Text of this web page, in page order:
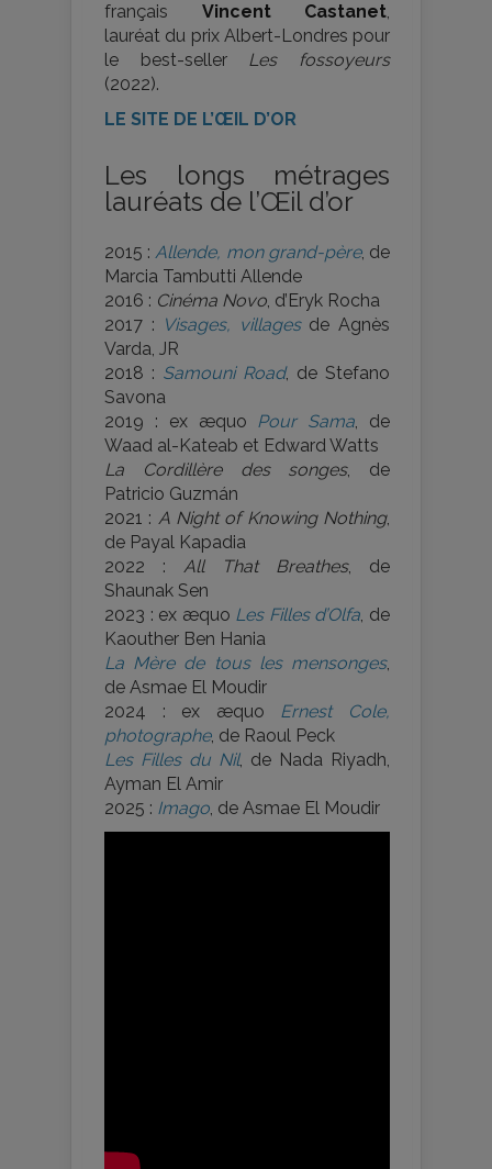
français Vincent Castanet,
lauréat du prix Albert-Londres pour
le best-seller Les fossoyeurs
(2022).
LE SITE DE L’ŒIL D’OR
Les longs métrages
lauréats de l’Œil d’or
2015 :Allende, mon grand-père, de
Marcia Tambutti Allende
2016 : Cinéma Novo, d’Eryk Rocha
2017 : Visages, villagesde Agnès
Varda, JR
2018 : Samouni Road, de Stefano
Savona
2019 : ex æquo Pour Sama, de
Waad al-Kateab et Edward Watts
La Cordillère des songes, de
Patricio Guzmán
2021 : A Night of Knowing Nothing,
de Payal Kapadia
2022 : All That Breathes, de
Shaunak Sen
2023 : ex æquo Les Filles d’Olfa, de
Kaouther Ben Hania
La Mère de tous les mensonges,
de Asmae El Moudir
2024 : ex æquo Ernest Cole,
photographe, de Raoul Peck
Les Filles du Nil, de Nada Riyadh,
Ayman El Amir
2025 : Imago, de Asmae El Moudir